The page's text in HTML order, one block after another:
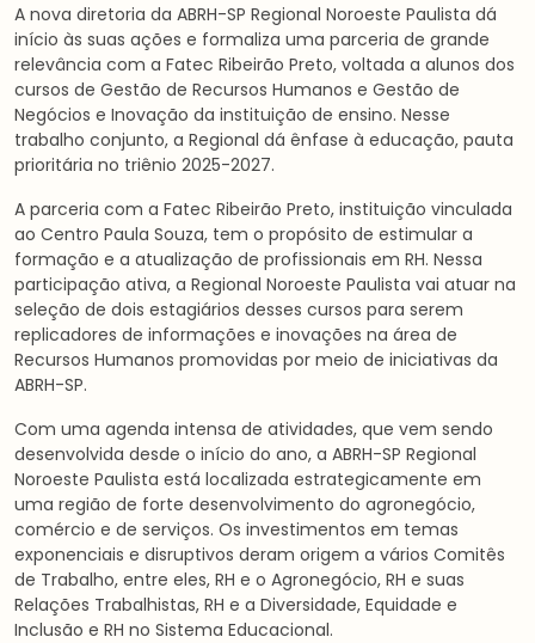
A nova diretoria da ABRH-SP Regional Noroeste Paulista dá
início às suas ações e formaliza uma parceria de grande
relevância com a Fatec Ribeirão Preto, voltada a alunos dos
cursos de Gestão de Recursos Humanos e Gestão de
Negócios e Inovação da instituição de ensino. Nesse
trabalho conjunto, a Regional dá ênfase à educação, pauta
prioritária no triênio 2025-2027.
A parceria com a Fatec Ribeirão Preto, instituição vinculada
ao Centro Paula Souza, tem o propósito de estimular a
formação e a atualização de profissionais em RH. Nessa
participação ativa, a Regional Noroeste Paulista vai atuar na
seleção de dois estagiários desses cursos para serem
replicadores de informações e inovações na área de
Recursos Humanos promovidas por meio de iniciativas da
ABRH-SP.
Com uma agenda intensa de atividades, que vem sendo
desenvolvida desde o início do ano, a ABRH-SP Regional
Noroeste Paulista está localizada estrategicamente em
uma região de forte desenvolvimento do agronegócio,
comércio e de serviços. Os investimentos em temas
exponenciais e disruptivos deram origem a vários Comitês
de Trabalho, entre eles, RH e o Agronegócio, RH e suas
Relações Trabalhistas, RH e a Diversidade, Equidade e
Inclusão e RH no Sistema Educacional.